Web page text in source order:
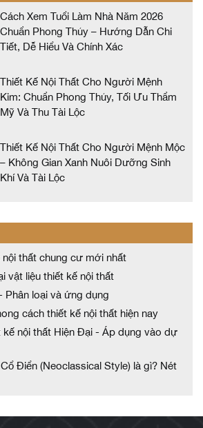
Cách Xem Tuổi Làm Nhà Năm 2026
Chuẩn Phong Thủy – Hướng Dẫn Chi
Tiết, Dễ Hiểu Và Chính Xác
Thiết Kế Nội Thất Cho Người Mệnh
Kim: Chuẩn Phong Thủy, Tối Ưu Thẩm
Mỹ Và Thu Tài Lộc
Thiết Kế Nội Thất Cho Người Mệnh Mộc
– Không Gian Xanh Nuôi Dưỡng Sinh
Khí Và Tài Lộc
nội thất chung cư mới nhất
vật liệu thiết kế nội thất
Phân loại và ứng dụng
cách thiết kế nội thất hiện nay
kế nội thất Hiện Đại - Áp dụng vào dự
Điển (Neoclassical Style) là gì? Nét